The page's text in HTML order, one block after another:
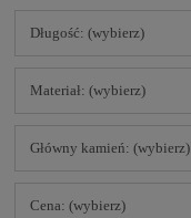
Długość: (wybierz)
Materiał: (wybierz)
Główny kamień: (wybierz)
Cena: (wybierz)